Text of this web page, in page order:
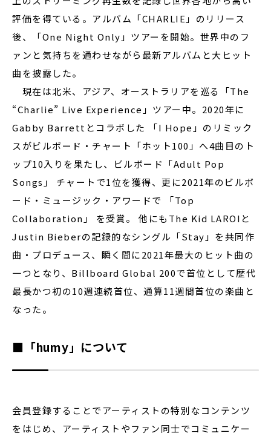
評価を得ている。アルバム「CHARLIE」のリリース
後、「One Night Only」ツアーを開始。世界中のフ
ァンと気持ちを通わせながら最新アルバムと大ヒット
曲を披露した。
現在は北米、アジア、オーストラリアを巡る「The
“Charlie” Live Experience」ツアー中。2020年に
Gabby Barrettとコラボした 「I Hope」のリミック
スがビルボード・チャート「ホット100」へ4曲目のト
ップ10入りを果たし、ビルボード「Adult Pop
Songs」 チャートで1位を獲得、更に2021年のビルボ
ード・ミュージック・アワードで 「Top
Collaboration」 を受賞。 他にもThe Kid LAROIと
Justin Bieberの記録的なシングル「Stay」を共同作
曲・プロデュース、瞬く間に2021年最大のヒット曲の
一つとなり、Billboard Global 200で首位として歴代
最長かつ初の10週連続首位、通算11週間首位の楽曲と
なった。
■「humy」について
会員登録することでアーティストの特別なコンテンツ
をはじめ、アーティストやファン同士でコミュニケー